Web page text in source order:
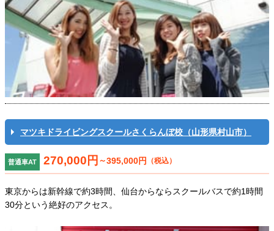
マツキドライビングスクールさくらんぼ校（山形県村山市）
普通車AT 270,000円 ～395,000円 （税込）
東京からは新幹線で約3時間、仙台からならスクールバスで約1時間
30分という絶好のアクセス。